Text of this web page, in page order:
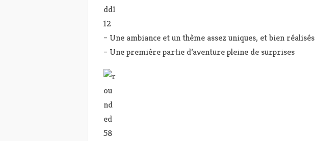
– Une ambiance et un thème assez uniques, et bien réalisés
– Une première partie d’aventure pleine de surprises